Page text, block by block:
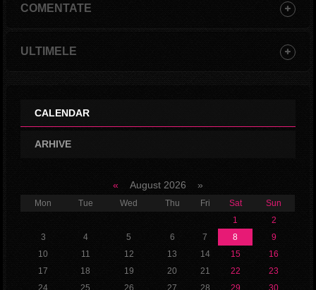
COMENTATE
ULTIMELE
CALENDAR
ARHIVE
« August 2026 »
Mon Tue Wed Thu Fri Sat
Sun
1
2
3
4 5 6 7 8
9
10
11 12 13 14 15
16
17
18 19 20 21 22
23
24
25 26 27 28 29 30